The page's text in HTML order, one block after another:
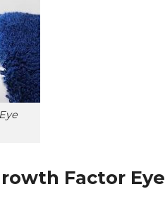
Factor Eye